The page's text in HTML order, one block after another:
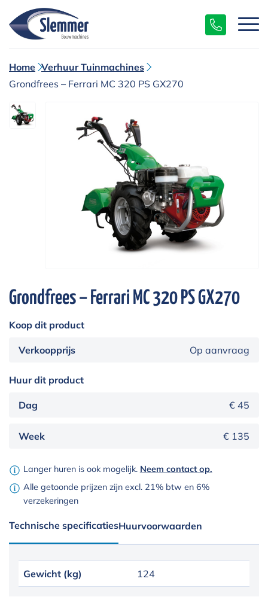
Home Verhuur Tuinmachines
Grondfrees – Ferrari MC 320 PS GX270
Grondfrees – Ferrari MC 320 PS GX270
Koop dit product
Verkoopprijs Op aanvraag
Huur dit product
Dag € 45
Week € 135
Langer huren is ook mogelijk. Neem contact op.
Alle getoonde prijzen zijn excl. 21% btw en 6%
verzekeringen
Technische specificatiesHuurvoorwaarden
Gewicht (kg) 124